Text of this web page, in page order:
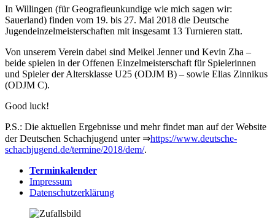
In Willingen (für Geografieunkundige wie mich sagen wir:
Sauerland) finden vom 19. bis 27. Mai 2018 die Deutsche
Jugendeinzelmeisterschaften mit insgesamt 13 Turnieren statt.
Von unserem Verein dabei sind Meikel Jenner und Kevin Zha –
beide spielen in der Offenen Einzelmeisterschaft für Spielerinnen
und Spieler der Altersklasse U25 (ODJM B) – sowie Elias Zinnikus
(ODJM C).
Good luck!
P.S.: Die aktuellen Ergebnisse und mehr findet man auf der Website
der Deutschen Schachjugend unter ⇒https://www.deutsche-
schachjugend.de/termine/2018/dem/.
Terminkalender
Impressum
Datenschutzerklärung